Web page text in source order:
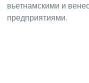
вьетнамскими и
предприятиями.